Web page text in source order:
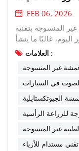
FEB 06, 2026
المنسوجة بتقنية
غالبًا ما ينشأ
كليًا، بل من اكتشاف
وهي مادة معروفة
استخدامها يتسع
هينغوا للمواد
يستفيد عملاؤنا في
خصيصًا لحل
هذا الاستكشاف
تطبيقات متطورة
ولماذا أصبحت
العلامات :
غير المنسوجة
في السيارات
الجيوتكستايلية
للزراعة الرأسية
غير المنسوجة
مستدام للأزياء